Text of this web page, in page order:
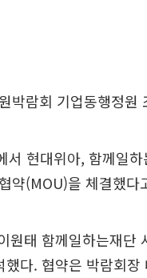
박람회 기업동행정원
현대위아, 함께일
약(MOU)을 체결했다
원태 함께일하는재단
다. 협약은 박람회